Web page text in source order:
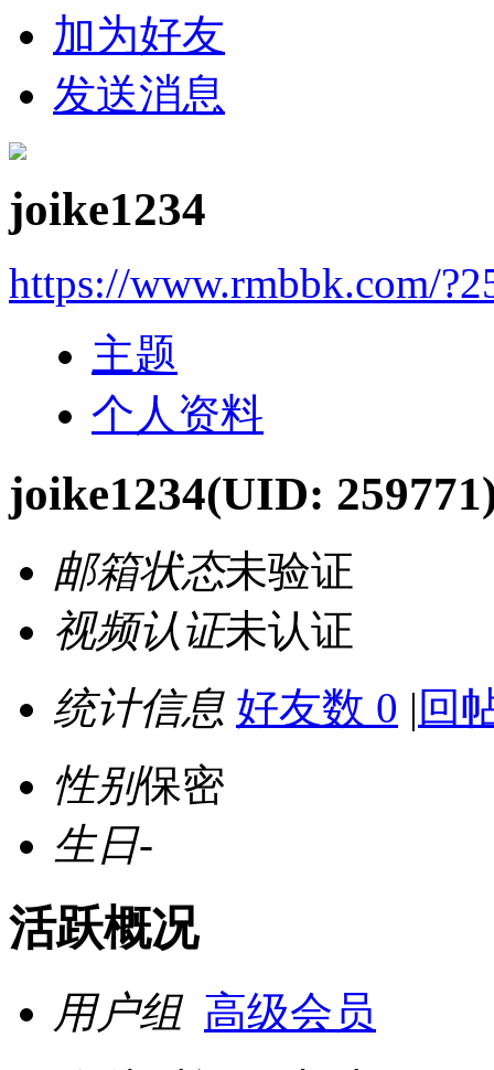
加为好友
发送消息
joike1234
https://www.rmbbk.com/
主题
个人资料
joike1234(UID:
邮箱状态未验证
视频认证未认证
统计信息 好友数 0 | 回
性别保密
生日-
活跃概况
用户组 高级会员